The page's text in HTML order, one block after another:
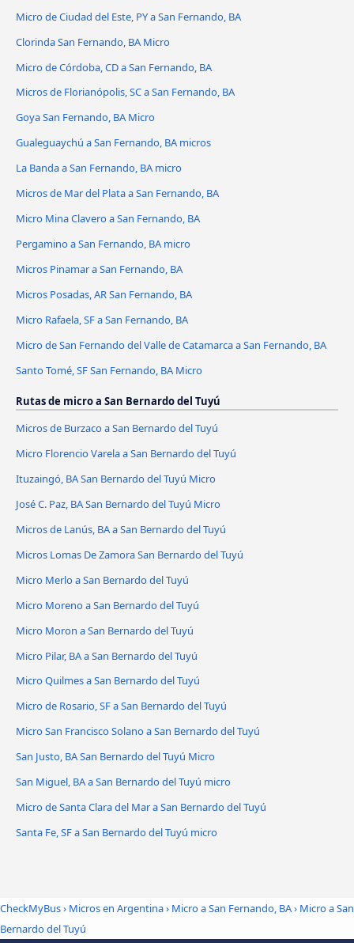
Micro de Ciudad del Este, PY a San Fernando, BA
Clorinda San Fernando, BA Micro
Micro de Córdoba, CD a San Fernando, BA
Micros de Florianópolis, SC a San Fernando, BA
Goya San Fernando, BA Micro
Gualeguaychú a San Fernando, BA micros
La Banda a San Fernando, BA micro
Micros de Mar del Plata a San Fernando, BA
Micro Mina Clavero a San Fernando, BA
Pergamino a San Fernando, BA micro
Micros Pinamar a San Fernando, BA
Micros Posadas, AR San Fernando, BA
Micro Rafaela, SF a San Fernando, BA
Micro de San Fernando del Valle de Catamarca a San Fernando, BA
Santo Tomé, SF San Fernando, BA Micro
Rutas de micro a San Bernardo del Tuyú
Micros de Burzaco a San Bernardo del Tuyú
Micro Florencio Varela a San Bernardo del Tuyú
Ituzaingó, BA San Bernardo del Tuyú Micro
José C. Paz, BA San Bernardo del Tuyú Micro
Micros de Lanús, BA a San Bernardo del Tuyú
Micros Lomas De Zamora San Bernardo del Tuyú
Micro Merlo a San Bernardo del Tuyú
Micro Moreno a San Bernardo del Tuyú
Micro Moron a San Bernardo del Tuyú
Micro Pilar, BA a San Bernardo del Tuyú
Micro Quilmes a San Bernardo del Tuyú
Micro de Rosario, SF a San Bernardo del Tuyú
Micro San Francisco Solano a San Bernardo del Tuyú
San Justo, BA San Bernardo del Tuyú Micro
San Miguel, BA a San Bernardo del Tuyú micro
Micro de Santa Clara del Mar a San Bernardo del Tuyú
Santa Fe, SF a San Bernardo del Tuyú micro
CheckMyBus› Micros en Argentina› Micro a San Fernando, BA› Micro a San
Bernardo del Tuyú